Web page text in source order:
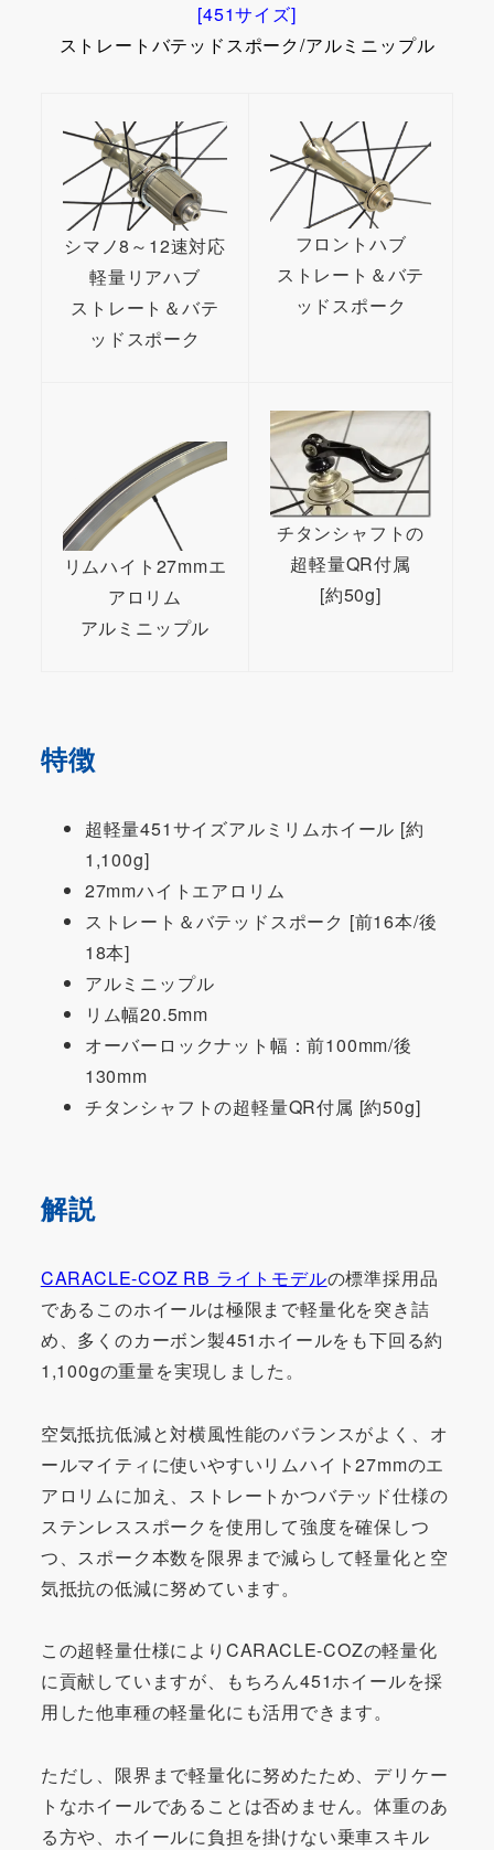
[451サイズ]
ストレートバテッドスポーク/アルミニップル
シマノ8～12速対応
軽量リアハブ
ストレート＆バテ
ッドスポーク
フロントハブ
ストレート＆バテ
ッドスポーク
リムハイト27mmエ
アロリム
アルミニップル
チタンシャフトの
超軽量QR付属
[約50g]
特徴
超軽量451サイズアルミリムホイール [約
1,100g]
27mmハイトエアロリム
ストレート＆バテッドスポーク [前16本/後
18本]
アルミニップル
リム幅20.5mm
オーバーロックナット幅：前100mm/後
130mm
チタンシャフトの超軽量QR付属 [約50g]
解説
CARACLE-COZ RB ライトモデルの標準採用品
であるこのホイールは極限まで軽量化を突き詰
め、多くのカーボン製451ホイールをも下回る約
1,100gの重量を実現しました。
空気抵抗低減と対横風性能のバランスがよく、オ
ールマイティに使いやすいリムハイト27mmのエ
アロリムに加え、ストレートかつバテッド仕様の
ステンレススポークを使用して強度を確保しつ
つ、スポーク本数を限界まで減らして軽量化と空
気抵抗の低減に努めています。
この超軽量仕様によりCARACLE-COZの軽量化
に貢献していますが、もちろん451ホイールを採
用した他車種の軽量化にも活用できます。
ただし、限界まで軽量化に努めたため、デリケー
トなホイールであることは否めません。体重のあ
る方や、ホイールに負担を掛けない乗車スキル